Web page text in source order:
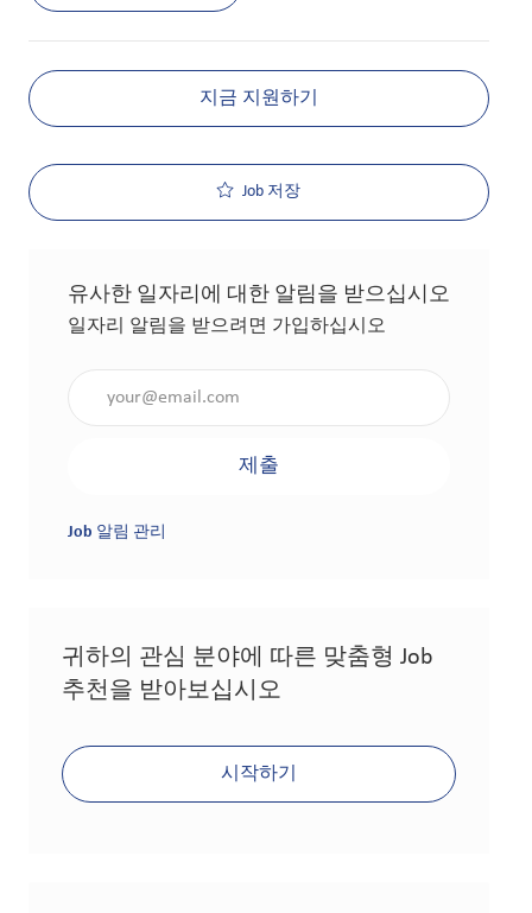
지금 지원하기
Job 저장
유사한 일자리에 대한 알림을 받으십시오
일자리 알림을 받으려면 가입하십시오
제출
Job 알림 관리
귀하의 관심 분야에 따른 맞춤형 Job
추천을 받아보십시오
시작하기